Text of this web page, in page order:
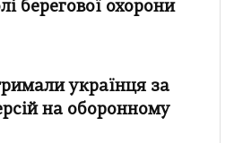
берегової охорони
українця за
на оборонному